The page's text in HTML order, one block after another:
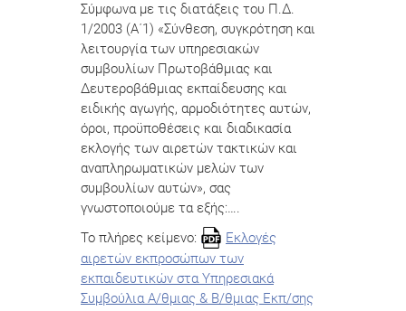
Σύμφωνα με τις διατάξεις του Π.Δ.
1/2003 (Α΄1) «Σύνθεση, συγκρότηση και
λειτουργία των υπηρεσιακών
συμβουλίων Πρωτοβάθμιας και
Δευτεροβάθμιας εκπαίδευσης και
ειδικής αγωγής, αρμοδιότητες αυτών,
όροι, προϋποθέσεις και διαδικασία
εκλογής των αιρετών τακτικών και
αναπληρωματικών μελών των
συμβουλίων αυτών», σας
γνωστοποιούμε τα εξής:….
Το πλήρες κείμενο:
Εκλογές
αιρετών εκπροσώπων των
εκπαιδευτικών στα Υπηρεσιακά
Συμβούλια Α/θμιας & Β/θμιας Εκπ/σης